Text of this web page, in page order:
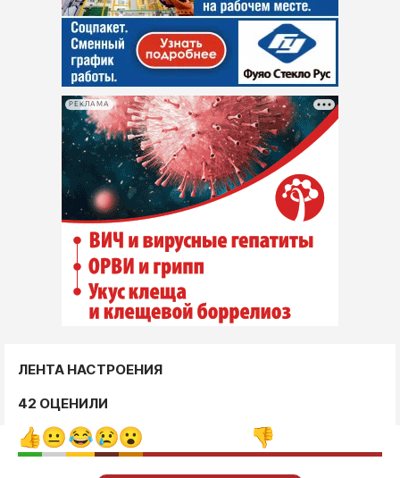
РЕКЛАМА
ЛЕНТА НАСТРОЕНИЯ
42 ОЦЕНИЛИ